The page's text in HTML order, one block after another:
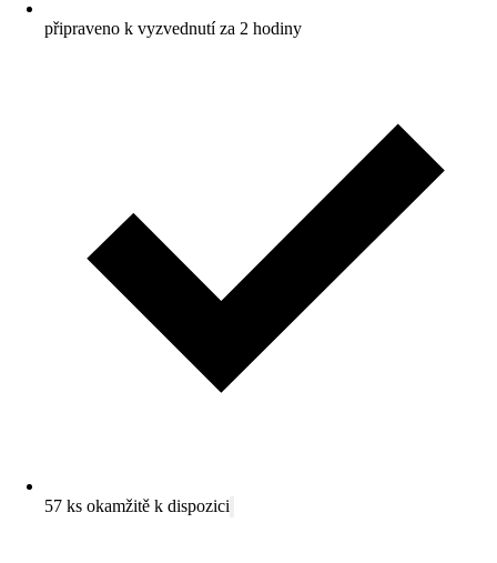
připraveno k vyzvednutí za 2 hodiny
57 ks okamžitě k dispozici